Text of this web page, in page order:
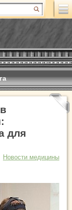
для
Новости медицины